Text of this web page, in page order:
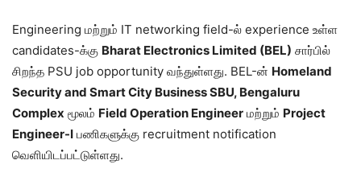
Engineering மற்றும் IT networking field-ல் experience உள்ள
candidates-க்கு Bharat Electronics Limited (BEL) சார்பில்
சிறந்த PSU job opportunity வந்துள்ளது. BEL-ன் Homeland
Security and Smart City Business SBU, Bengaluru
Complex மூலம் Field Operation Engineer மற்றும் Project
Engineer-I பணிகளுக்கு recruitment notification
வெளியிடப்பட்டுள்ளது.